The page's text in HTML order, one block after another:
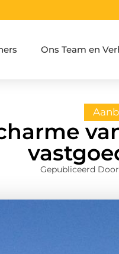
Ons Team en
Gepubliceerd